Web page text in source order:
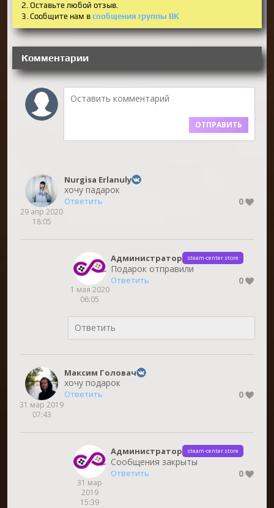
2. Оставьте любой отзыв.
3. Сообщите нам в сообщения группы ВК
Комментарии
ОТПРАВИТЬ
29 апр 2020
18:05
Nurgisa Erlanuly
хочу падарок
Ответить 0
1 мая 2020
06:05
Администратор steam-center.store
Подарок отправили
Ответить 0
31 мар 2019
07:43
Максим Головач
хочу подарок
Ответить 0
31 мар
2019
15:39
Администратор steam-center.store
Сообщения закрыты
Ответить 0